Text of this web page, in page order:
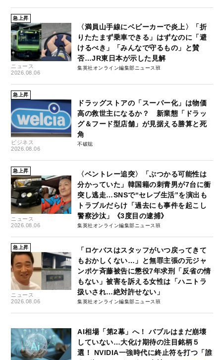
急上昇
ニュース
2026.08.06
〈満員山手線にベビーカーで炎上〉「折
りたたまず乗車できる」はずなのに「避
けるべき」「みんなで守るもの」と賛
否…JR東日本が示した見解
集英社オンライン編集部ニュース班
急上昇
ビジネス
2026.08.06
ドラッグストアの「スーパー化」は物価
高の救世主になるか？ 新業態「ドラッ
グ＆フード型店舗」が見据える勝算と死
角
不破聡
急上昇
ニュース
2026.08.06
〈ベントレー追突〉「ぶつかる可能性は
分かっていた」韓国籍の刺青男が7台に衝
突し逃走…SNSで“セレブ生活”を演出も
トラブルだらけ「過去にも事件を起こし
警察沙汰」《3度目の逮捕》
集英社オンライン編集部ニュース班
急上昇
ニュース
2026.08.06
「ロケバスはスタッフがいつ戻ってきて
もおかしくない…」と無罪主張の元ジャ
ンポケ斉藤被告に懲役7年求刑「反省の情
もない」被害を訴える女性は「ハニトラ
扱いされ…絶対許せない」
集英社オンライン編集部ニュース班
AI相場「第2幕」へ！ バブルはまだ崩壊
していない…大化け期待の注目銘柄５
選！ NVIDIA一強時代に終止符を打つ「誰